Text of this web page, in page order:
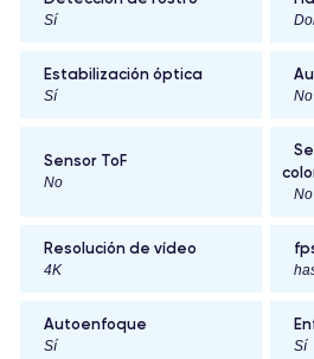
Sí
Estabilización óptica
Sí No
Sensor ToF
No
No
Resolución de vídeo
4K
Autoenfoque
Sí Sí